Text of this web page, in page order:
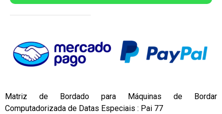
Matriz de Bordado para Máquinas de Bordar
Computadorizada de Datas Especiais : Pai 77